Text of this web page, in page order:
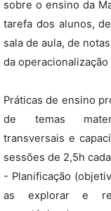
sobre o ensino da
tarefa dos alunos,
sala de aula, de
da operacionalização
Práticas de ensino
de temas
transversais e
sessões de 2,5h
- Planificação
as explorar e